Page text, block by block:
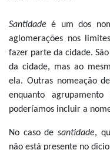
Santidadeé um dos
aglomerações nos
fazer parte da cidade.
da cidade, mas ao
ela. Outras nomeação
enquanto
poderíamos incluir a
No caso desantidade,
não está presente no